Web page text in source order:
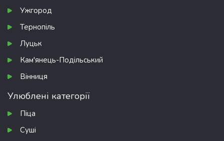
Ужгород
Тернопіль
Луцьк
Кам'янець-Подільський
Вінниця
Улюблені категорії
Піца
Суші